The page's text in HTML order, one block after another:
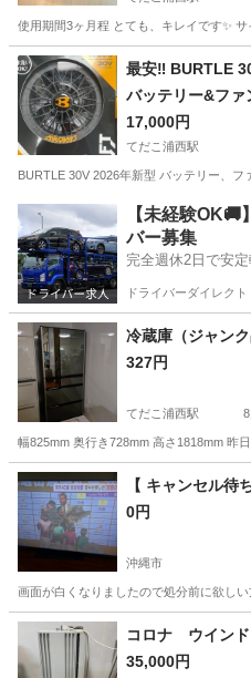
使用期間3ヶ月程 とても、キレイです✨
沖縄 中頭郡 てだこ浦西駅
最安‼️ BURTLE 30V 2026年新型 新品 未開封
バッテリー&ファ
17,000円
てだこ浦西駅
BURTLE 30V 2026年新型 バッテリー、
沖縄市 てだこ浦西駅
【未経験
バー募集
完全週休2日で安
ドライバーダイレクト
冷蔵庫（ジャンク
327円
てだこ浦西駅
幅825mm 奥行き728mm 高さ1818mm 昨
沖縄 うるま市 てだこ浦西駅
【 キャンセル待
0円
沖縄市
画面が白くなりましたので処分前に欲しい
沖縄 沖縄市 テレビ
コロナ ウイン
35,000円